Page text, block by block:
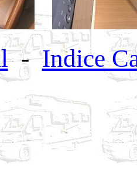
-Indice